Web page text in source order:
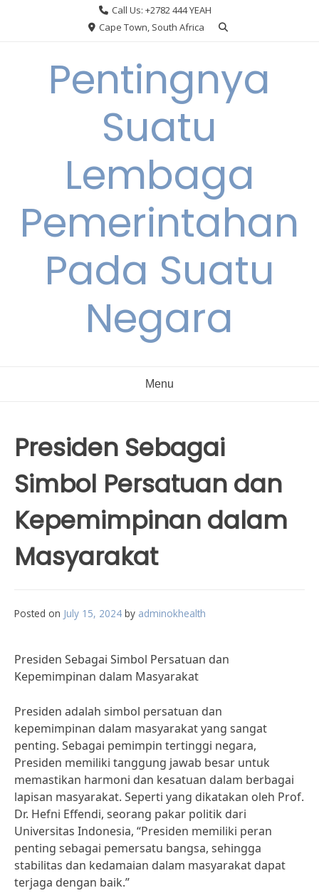
Call Us: +2782 444 YEAH
Cape Town, South Africa
Pentingnya
Suatu
Lembaga
Pemerintahan
Pada Suatu
Negara
Menu
Presiden Sebagai
Simbol Persatuan dan
Kepemimpinan dalam
Masyarakat
Posted on July 15, 2024 by adminokhealth
Presiden Sebagai Simbol Persatuan dan
Kepemimpinan dalam Masyarakat
Presiden adalah simbol persatuan dan
kepemimpinan dalam masyarakat yang sangat
penting. Sebagai pemimpin tertinggi negara,
Presiden memiliki tanggung jawab besar untuk
memastikan harmoni dan kesatuan dalam berbagai
lapisan masyarakat. Seperti yang dikatakan oleh Prof.
Dr. Hefni Effendi, seorang pakar politik dari
Universitas Indonesia, “Presiden memiliki peran
penting sebagai pemersatu bangsa, sehingga
stabilitas dan kedamaian dalam masyarakat dapat
terjaga dengan baik.”